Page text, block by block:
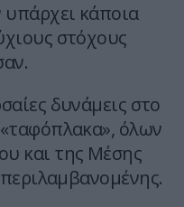
κάποια
στόχους
δυνάμεις στο
όλων
και της Μέσης